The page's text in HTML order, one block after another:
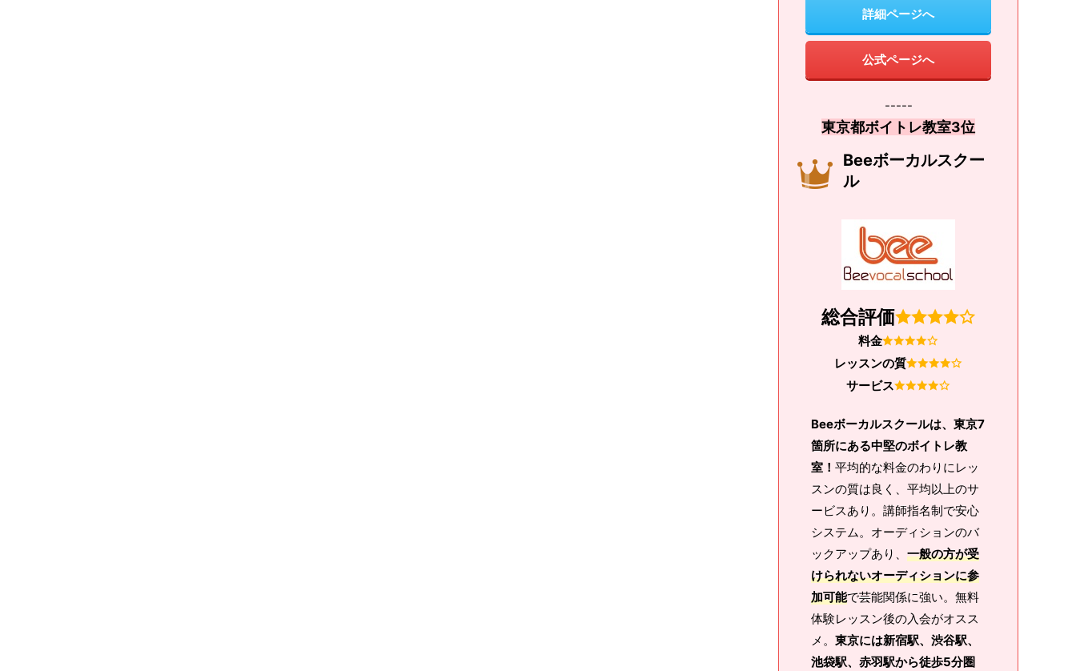
詳細ページへ
公式ページへ
-----
東京都ボイトレ教室3位
Beeボーカルスクー
ル
総合評価
料金
レッスンの質
サービス
Beeボーカルスクールは、東京7
箇所にある中堅のボイトレ教
室！ 平均的な料金のわりにレッ
スンの質は良く、平均以上のサ
ービスあり。講師指名制で安心
システム。オーディションのバ
ックアップあり、 一般の方が受
けられないオーディションに参
加可能で芸能関係に強い。無料
体験レッスン後の入会がオスス
メ。 東京には新宿駅、渋谷駅、
池袋駅、赤羽駅から徒歩5分圏